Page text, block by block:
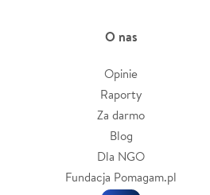
O nas
Opinie
Raporty
Za darmo
Blog
Dla NGO
Fundacja Pomagam.pl